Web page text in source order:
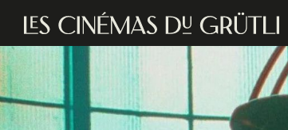
Aller au contenu principal